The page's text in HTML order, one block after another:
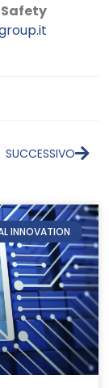
SUCCESSIVO
INNOVATION